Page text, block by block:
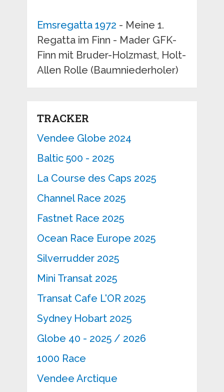
Emsregatta 1972 - Meine 1.
Regatta im Finn - Mader GFK-
Finn mit Bruder-Holzmast, Holt-
Allen Rolle (Baumniederholer)
TRACKER
Vendee Globe 2024
Baltic 500 - 2025
La Course des Caps 2025
Channel Race 2025
Fastnet Race 2025
Ocean Race Europe 2025
Silverrudder 2025
Mini Transat 2025
Transat Cafe L'OR 2025
Sydney Hobart 2025
Globe 40 - 2025 / 2026
1000 Race
Vendee Arctique